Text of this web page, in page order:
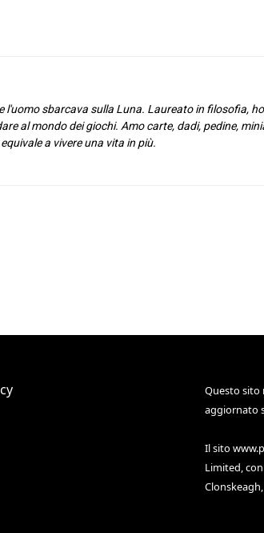
l'uomo sbarcava sulla Luna. Laureato in filosofia,
al mondo dei giochi. Amo carte, dadi, pedine,
a vivere una vita in più.
Questo sito
aggiornato
Il sito
Limited,